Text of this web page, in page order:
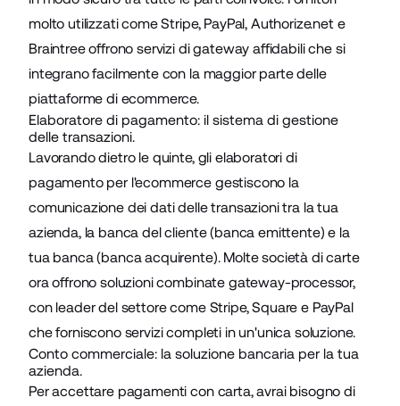
molto utilizzati come Stripe, PayPal, Authorize.net e
Braintree offrono servizi di gateway affidabili che si
integrano facilmente con la maggior parte delle
piattaforme di ecommerce.
Elaboratore di pagamento: il sistema di gestione
delle transazioni.
Lavorando dietro le quinte, gli elaboratori di
pagamento per l'ecommerce gestiscono la
comunicazione dei dati delle transazioni tra la tua
azienda, la banca del cliente (banca emittente) e la
tua banca (banca acquirente). Molte società di carte
ora offrono soluzioni combinate gateway-processor,
con leader del settore come Stripe, Square e PayPal
che forniscono servizi completi in un'unica soluzione.
Conto commerciale: la soluzione bancaria per la tua
azienda.
Per accettare pagamenti con carta, avrai bisogno di